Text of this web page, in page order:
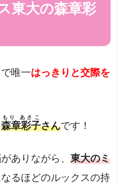
東大の森章彩
唯一はっきりと交際を
森章彩子
もり あさこ
さんです！
ありながら、 東大のミ
るほどのルックスの持